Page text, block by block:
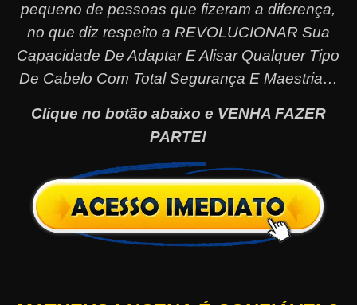
pequeno de pessoas que fizeram a diferença,
no que diz respeito a REVOLUCIONAR Sua
Capacidade De Adaptar E Alisar Qualquer Tipo
De Cabelo Com Total Segurança E Maestria…
Clique no botão abaixo e VENHA FAZER
PARTE!